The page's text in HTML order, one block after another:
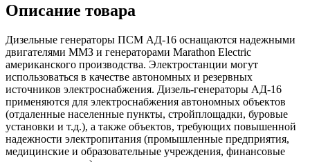
Описание товара
Дизельные генераторы ПСМ АД-16 оснащаются надежными
двигателями ММЗ и генераторами Marathon Electric
американского производства. Электростанции могут
использоваться в качестве автономных и резервных
источников электроснабжения. Дизель-генераторы АД-16
применяются для электроснабжения автономных объектов
(отдаленные населенные пункты, стройплощадки, буровые
установки и т.д.), а также объектов, требующих повышенной
надежности электропитания (промышленные предприятия,
медицинские и образовательные учреждения, финансовые